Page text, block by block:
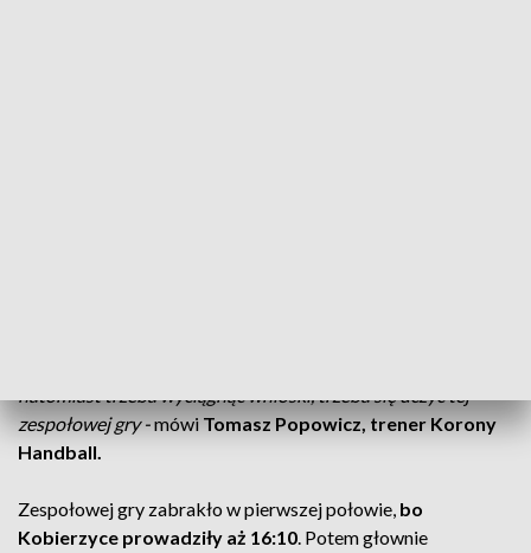
natomiast trzeba wyciągnąć wnioski, trzeba się uczyć tej
zespołowej gry -mówiTomasz Popowicz, trener Korony
Handball.
Zespołowej gry zabrakło w pierwszej połowie, bo
Kobierzyce prowadziły aż 16:10. Potem głownie